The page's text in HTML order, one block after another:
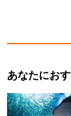
あなたにお